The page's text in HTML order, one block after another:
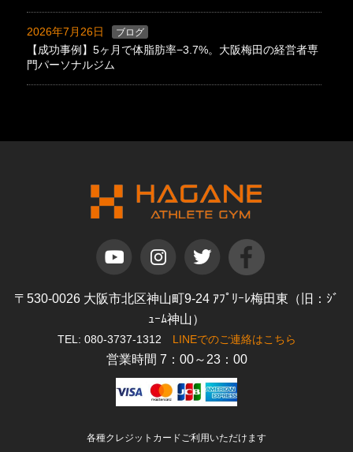
2026年7月26日 ブログ
【成功事例】5ヶ月で体脂肪率−3.7%。大阪梅田の経営者専
門パーソナルジム
〒530-0026 大阪市北区神山町9-24 ｱﾌﾟﾘｰﾚ梅田東（旧：ｼﾞ
ｭｰﾑ神山）
TEL: 080-3737-1312 LINEでのご連絡はこちら
営業時間 7：00～23：00
各種クレジットカードご利用いただけます